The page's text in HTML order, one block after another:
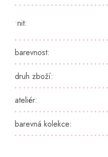
•nit:
barevnost:
druh zboží:
ateliér:
barevná kolekce: